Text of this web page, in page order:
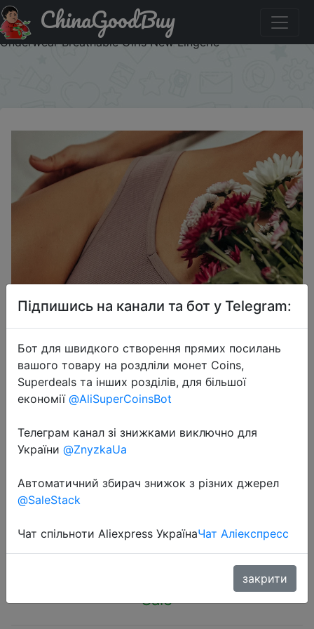
Знижка на Sexy V Waist Cotton Panties for Women
Female Brazil Underpants Ladies Low Rise Briefs
Underwear Breathable Girls New Lingerie
ChinaGoodBuy
Sexy V Waist Cotton Panties for
Women Female Brazil Underpants
Breathable Girls New Lingerie
$0.89
Sale
Підпишись на канали та бот у Telegram:
Бот для швидкого створення прямих посилань
вашого товару на роздліли монет Coins,
Superdeals та інших розділів, для більшої
економії @AliSuperCoinsBot
Телеграм канал зі знижками виключно для
України @ZnyzkaUa
Автоматичний збирач знижок з різних джерел
@SaleStack
Чат спільноти Aliexpress УкраїнаЧат Аліекспресс
закрити